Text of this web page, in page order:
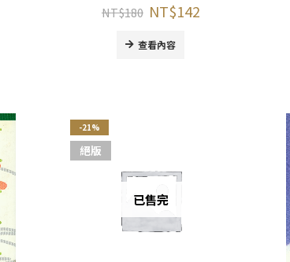
NT$180 NT$142
查看內容
-21%
已售完
絕版